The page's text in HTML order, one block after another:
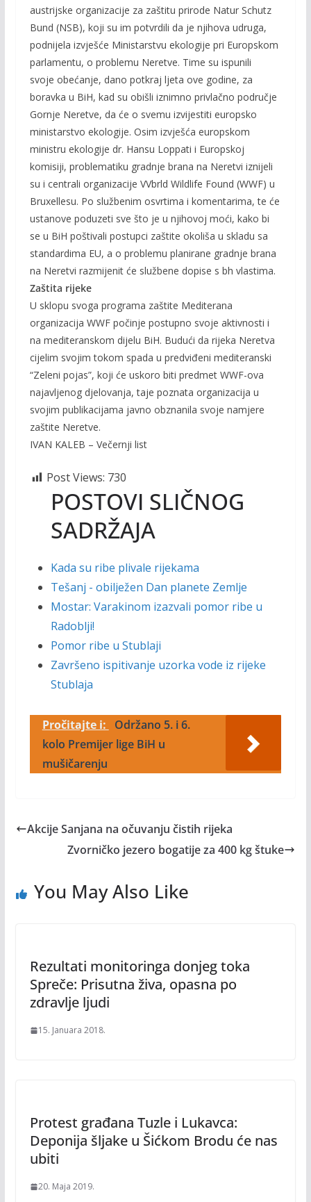
austrijske organizacije za zaštitu prirode Natur Schutz
Bund (NSB), koji su im potvrdili da je njihova udruga,
podnijela izvješće Ministarstvu ekologije pri Europskom
parlamentu, o problemu Neretve. Time su ispunili
svoje obećanje, dano potkraj ljeta ove godine, za
boravka u BiH, kad su obišli iznimno privlačno područje
Gornje Neretve, da će o svemu izvijestiti europsko
ministarstvo ekologije. Osim izvješća europskom
ministru ekologije dr. Hansu Loppati i Europskoj
komisiji, problematiku gradnje brana na Neretvi iznijeli
su i centrali organizacije VVbrld Wildlife Found (WWF) u
Bruxellesu. Po službenim osvrtima i komentarima, te će
ustanove poduzeti sve što je u njihovoj moći, kako bi
se u BiH poštivali postupci zaštite okoliša u skladu sa
standardima EU, a o problemu planirane gradnje brana
na Neretvi razmijenit će službene dopise s bh vlastima.
Zaštita rijeke
U sklopu svoga programa zaštite Mediterana
organizacija WWF počinje postupno svoje aktivnosti i
na mediteranskom dijelu BiH. Budući da rijeka Neretva
cijelim svojim tokom spada u predviđeni mediteranski
“Zeleni pojas”, koji će uskoro biti predmet WWF-ova
najavljenog djelovanja, taje poznata organizacija u
svojim publikacijama javno obznanila svoje namjere
zaštite Neretve.
IVAN KALEB – Večernji list
Post Views: 730
POSTOVI SLIČNOG
SADRŽAJA
Kada su ribe plivale rijekama
Tešanj - obilježen Dan planete Zemlje
Mostar: Varakinom izazvali pomor ribe u
Radoblji!
Pomor ribe u Stublaji
Završeno ispitivanje uzorka vode iz rijeke
Stublaja
Pročitajte i:
Održano 5. i 6.
kolo Premijer lige BiH u
mušičarenju
Akcije Sanjana na očuvanju čistih rijeka
Zvorničko jezero bogatije za 400 kg štuke
You May Also Like
Rezultati monitoringa donjeg toka
Spreče: Prisutna živa, opasna po
zdravlje ljudi
15. Januara 2018.
Protest građana Tuzle i Lukavca:
Deponija šljake u Šićkom Brodu će nas
ubiti
20. Maja 2019.